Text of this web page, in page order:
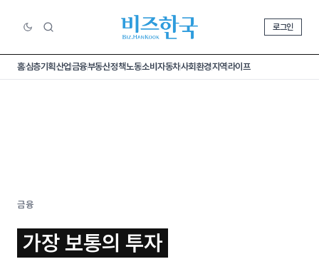
로그인
홈심층기획산업금융부동산정책노동소비 자동차사회환경지역라이프
금융
가장 보통의 투자